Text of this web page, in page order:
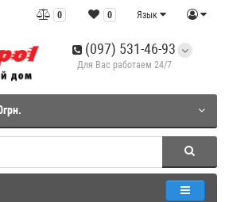
Язык
0
0
(097) 531-46-93
Для Вас работаем 24/7